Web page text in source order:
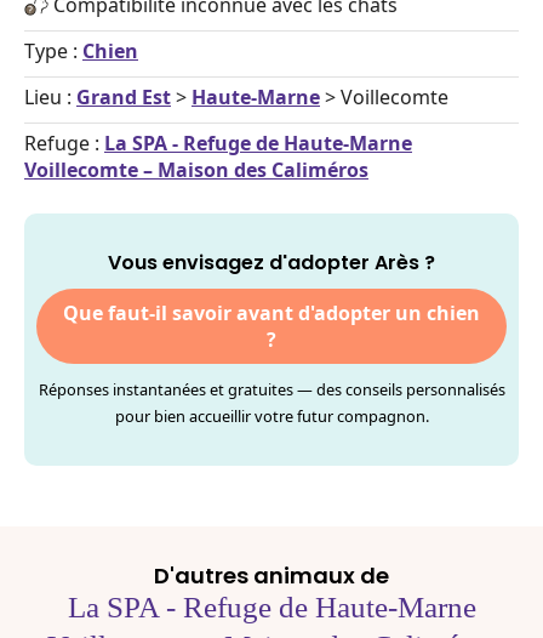
Type : Chien
Lieu : Grand Est> Haute-Marne> Voillecomte
Refuge : La SPA - Refuge de Haute-Marne
Voillecomte – Maison des Caliméros
Vous envisagez d'adopter Arès ?
Que faut-il savoir avant d'adopter un chien
?
Réponses instantanées et gratuites — des conseils personnalisés
pour bien accueillir votre futur compagnon.
D'autres animaux de
La SPA - Refuge de Haute-Marne